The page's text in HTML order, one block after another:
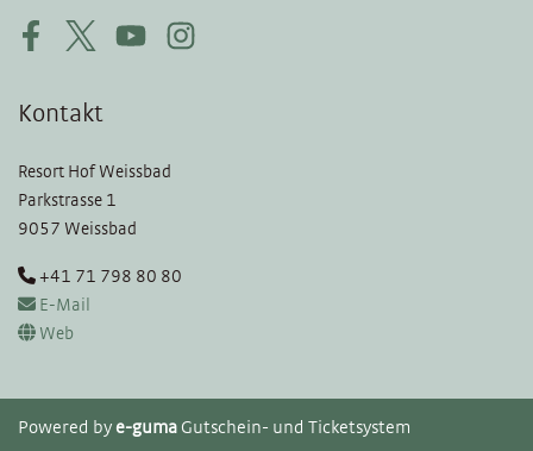
FacebookTwitterYoutubeInstagram
Kontakt
Resort Hof Weissbad
Parkstrasse 1
9057 Weissbad
+41 71 798 80 80
E-Mail
Web
Powered bye-guma Gutschein- und Ticketsystem